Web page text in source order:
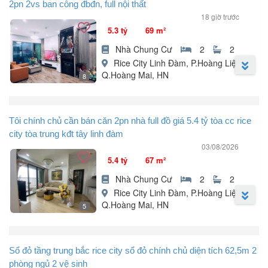
2pn 2vs ban công đbđn, full nội thất
18 giờ trước
8
5.3 tỷ 69 m²
Nhà Chung Cư 2
2
Rice City Linh Đàm, P.Hoàng Liệt,
Q.Hoàng Mai, HN
Đàm, Hoàng Liệt, Hoàng Mai, Hà Nội.
Căn hộ gồm 2 phòng ngủ, 2 vệ sinh, phòng khách có ban công
thoáng đẹp, bếp có logia nên rất thoáng mát mẻ quanh năm.
- Diện tích 69,8m² nhà sạch sẽ thoáng mát view đẹp.
- Gia đình để lại toàn bộ nội thất chỉ việc xách vali về ở.
- Khu căn hộ đầy đủ tiện ích: Chợ, trường học, phòng gym, siêu
thị, ...
Tôi chính chủ cần bán căn 2pn nhà full đồ giá 5.4 tỷ tòa cc rice
city tòa trung kđt tây linh đàm
03/08/2026
5
5.4 tỷ 67 m²
Nhà Chung Cư 2
2
Rice City Linh Đàm, P.Hoàng Liệt,
Q.Hoàng Mai, HN
Rice City tòa trung KĐT Tây Linh Đàm, Hoàng Mai, HN.
Tiện ích xung quanh sầm uất, tòa nhà có rạp chiếu phim CGV,
Sổ đỏ tầng trung bắc rice city sổ đỏ chính chủ diện tích 62,5m 2
phòng ngủ 2 vệ sinh